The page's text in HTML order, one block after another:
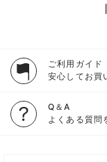
ご利用ガイド
安心してお買
Q＆A
よくある質問